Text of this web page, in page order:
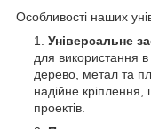
Особливості наших
Універсальне
для використання
дерево, метал та
надійне кріплення,
проектів.